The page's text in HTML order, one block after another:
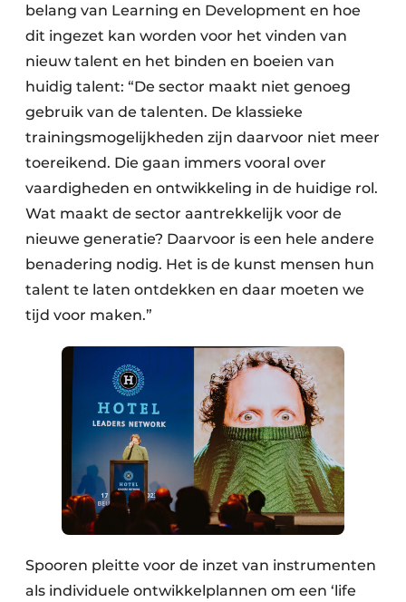
belang van Learning en Development en hoe
dit ingezet kan worden voor het vinden van
nieuw talent en het binden en boeien van
huidig talent: “De sector maakt niet genoeg
gebruik van de talenten. De klassieke
trainingsmogelijkheden zijn daarvoor niet meer
toereikend. Die gaan immers vooral over
vaardigheden en ontwikkeling in de huidige rol.
Wat maakt de sector aantrekkelijk voor de
nieuwe generatie? Daarvoor is een hele andere
benadering nodig. Het is de kunst mensen hun
talent te laten ontdekken en daar moeten we
tijd voor maken.”
Spooren pleitte voor de inzet van instrumenten
als individuele ontwikkelplannen om een ‘life